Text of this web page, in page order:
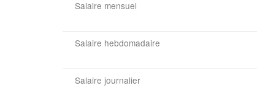
Salaire mensuel
Salaire hebdomadaire
Salaire journalier